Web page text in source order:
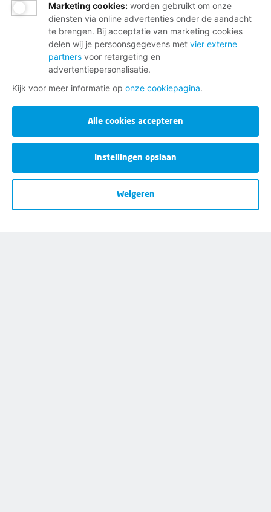
WORD LID! NU EXTRA VOORDELIG:
50% KORTING DE EERSTE 2
MAANDEN
Persoonlijk advies over werk, inkomen en
loopbaan
Hulp bij jaarlijkse belastingaangifte en
toeslagen
Ondersteuning bij beroepsziekten en
letselschade
Marketing cookies: worden gebruikt om onze
diensten via online advertenties onder de aandacht
te brengen. Bij acceptatie van marketing cookies
delen wij je persoonsgegevens met vier externe
partners voor retargeting en
advertentiepersonalisatie.
Kijk voor meer informatie op onze cookiepagina.
Alle cookies accepteren
Instellingen opslaan
Weigeren